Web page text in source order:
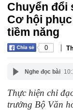
Chuyển đổi
Cơ hội
tiềm năng
0 |
Nghe đọc bài
Thực hiện chỉ
trưởng Bộ Văn